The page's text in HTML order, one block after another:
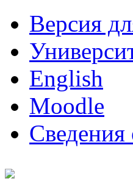
Версия
English
Moodle
Сведения